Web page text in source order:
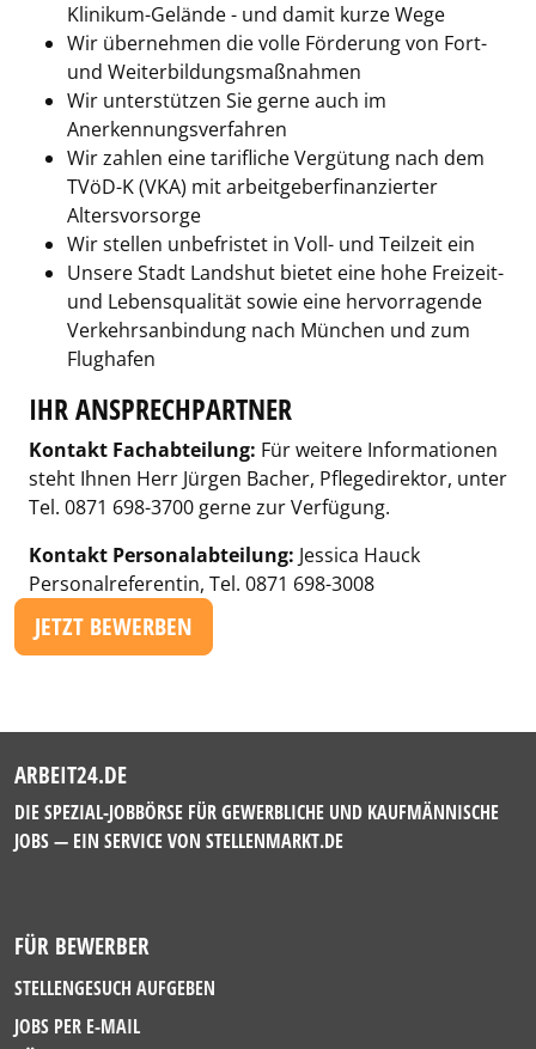
Klinikum-Gelände - und damit kurze Wege
Wir übernehmen die volle Förderung von Fort-
und Weiterbildungsmaßnahmen
Wir unterstützen Sie gerne auch im
Anerkennungsverfahren
Wir zahlen eine tarifliche Vergütung nach dem
TVöD-K (VKA) mit arbeitgeberfinanzierter
Altersvorsorge
Wir stellen unbefristet in Voll- und Teilzeit ein
Unsere Stadt Landshut bietet eine hohe Freizeit-
und Lebensqualität sowie eine hervorragende
Verkehrsanbindung nach München und zum
Flughafen
IHR ANSPRECHPARTNER
Kontakt Fachabteilung: Für weitere Informationen
steht Ihnen Herr Jürgen Bacher, Pflegedirektor, unter
Tel. 0871 698-3700 gerne zur Verfügung.
Kontakt Personalabteilung: Jessica Hauck
Personalreferentin, Tel. 0871 698-3008
JETZT BEWERBEN
ARBEIT24.DE
DIE SPEZIAL-JOBBÖRSE FÜR GEWERBLICHE UND KAUFMÄNNISCHE
JOBS — EIN SERVICE VON STELLENMARKT.DE
FÜR BEWERBER
STELLENGESUCH AUFGEBEN
JOBS PER E-MAIL